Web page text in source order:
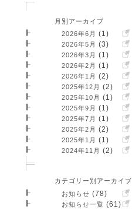
月別アーカイブ
2026年6月 (1)
2026年5月 (3)
2026年3月 (1)
2026年2月 (1)
2026年1月 (2)
2025年12月 (2)
2025年10月 (1)
2025年9月 (1)
2025年7月 (1)
2025年2月 (2)
2025年1月 (1)
2024年11月 (2)
カテゴリー別アーカイブ
お知らせ (78)
お知らせ一覧 (61)